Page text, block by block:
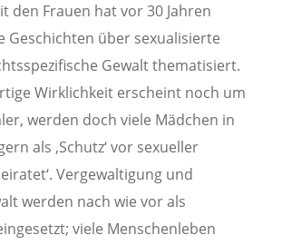
den Frauen hat vor 30 Jahren
Geschichten über sexualisierte
Gewalt thematisiert.
Wirklichkeit erscheint noch um
werden doch viele Mädchen in
als ‚Schutz‘ vor sexueller
Vergewaltigung und
werden nach wie vor als
viele Menschenleben